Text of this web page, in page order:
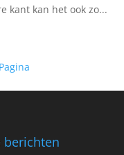
kant kan het ook zo...
berichten